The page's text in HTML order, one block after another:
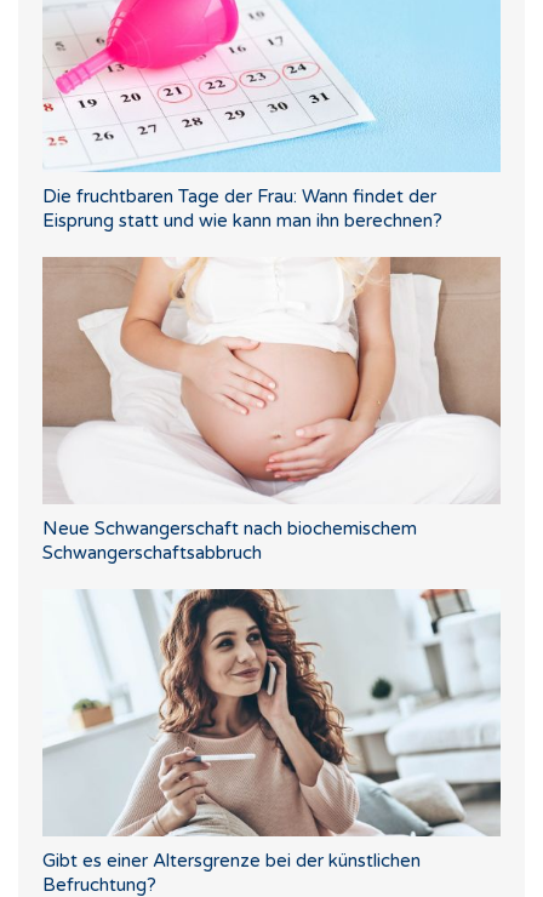
Die fruchtbaren Tage der Frau: Wann findet der
Eisprung statt und wie kann man ihn berechnen?
Neue Schwangerschaft nach biochemischem
Schwangerschaftsabbruch
Gibt es einer Altersgrenze bei der künstlichen
Befruchtung?